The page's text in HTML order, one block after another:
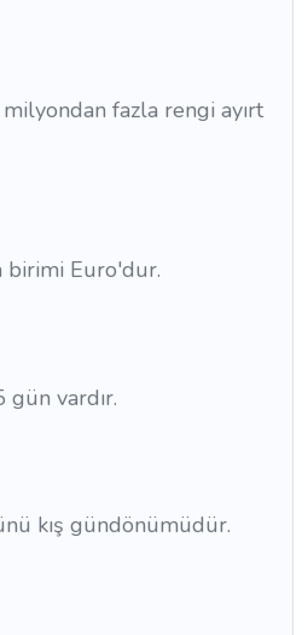
fazla rengi ayırt
birimi Euro'dur.
gün vardır.
kış gündönümüdür.